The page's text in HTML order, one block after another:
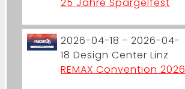
2026-04-18 - 2026-04-
18 Design Center Linz
REMAX Convention 2026